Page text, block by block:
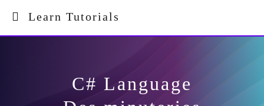
Learn Tutorials
C# Language